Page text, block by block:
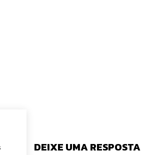
DEIXE UMA RESPOSTA